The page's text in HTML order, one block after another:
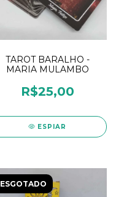
TAROT BARALHO -
MARIA MULAMBO
R$25,00
ESPIAR
ESGOTADO